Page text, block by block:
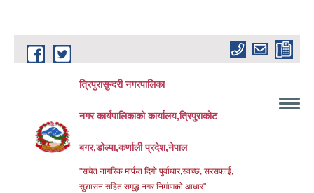
Skip to main content
त्रिपुरासुन्दरी नगरपालिका
नगर कार्यपालिकाको कार्यालय,त्रिपुराकोट
बगर,डोल्पा,कर्णाली प्रदेश,नेपाल
"सचेत नागरिक मार्फत दिगो पुर्वाधार,स्वच्छ, सरसफाई,
सुशासन सहित समृद्ध नगर निर्माणको आधार"